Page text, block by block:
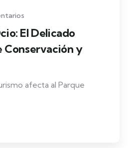
El Delicado
y
afecta al Parque